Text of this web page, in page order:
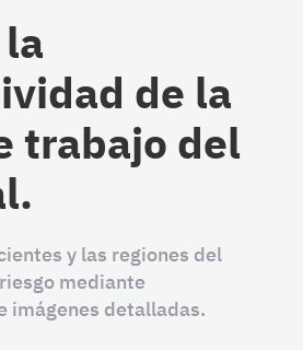
de la
trabajo del
y las regiones del
mediante
imágenes detalladas.